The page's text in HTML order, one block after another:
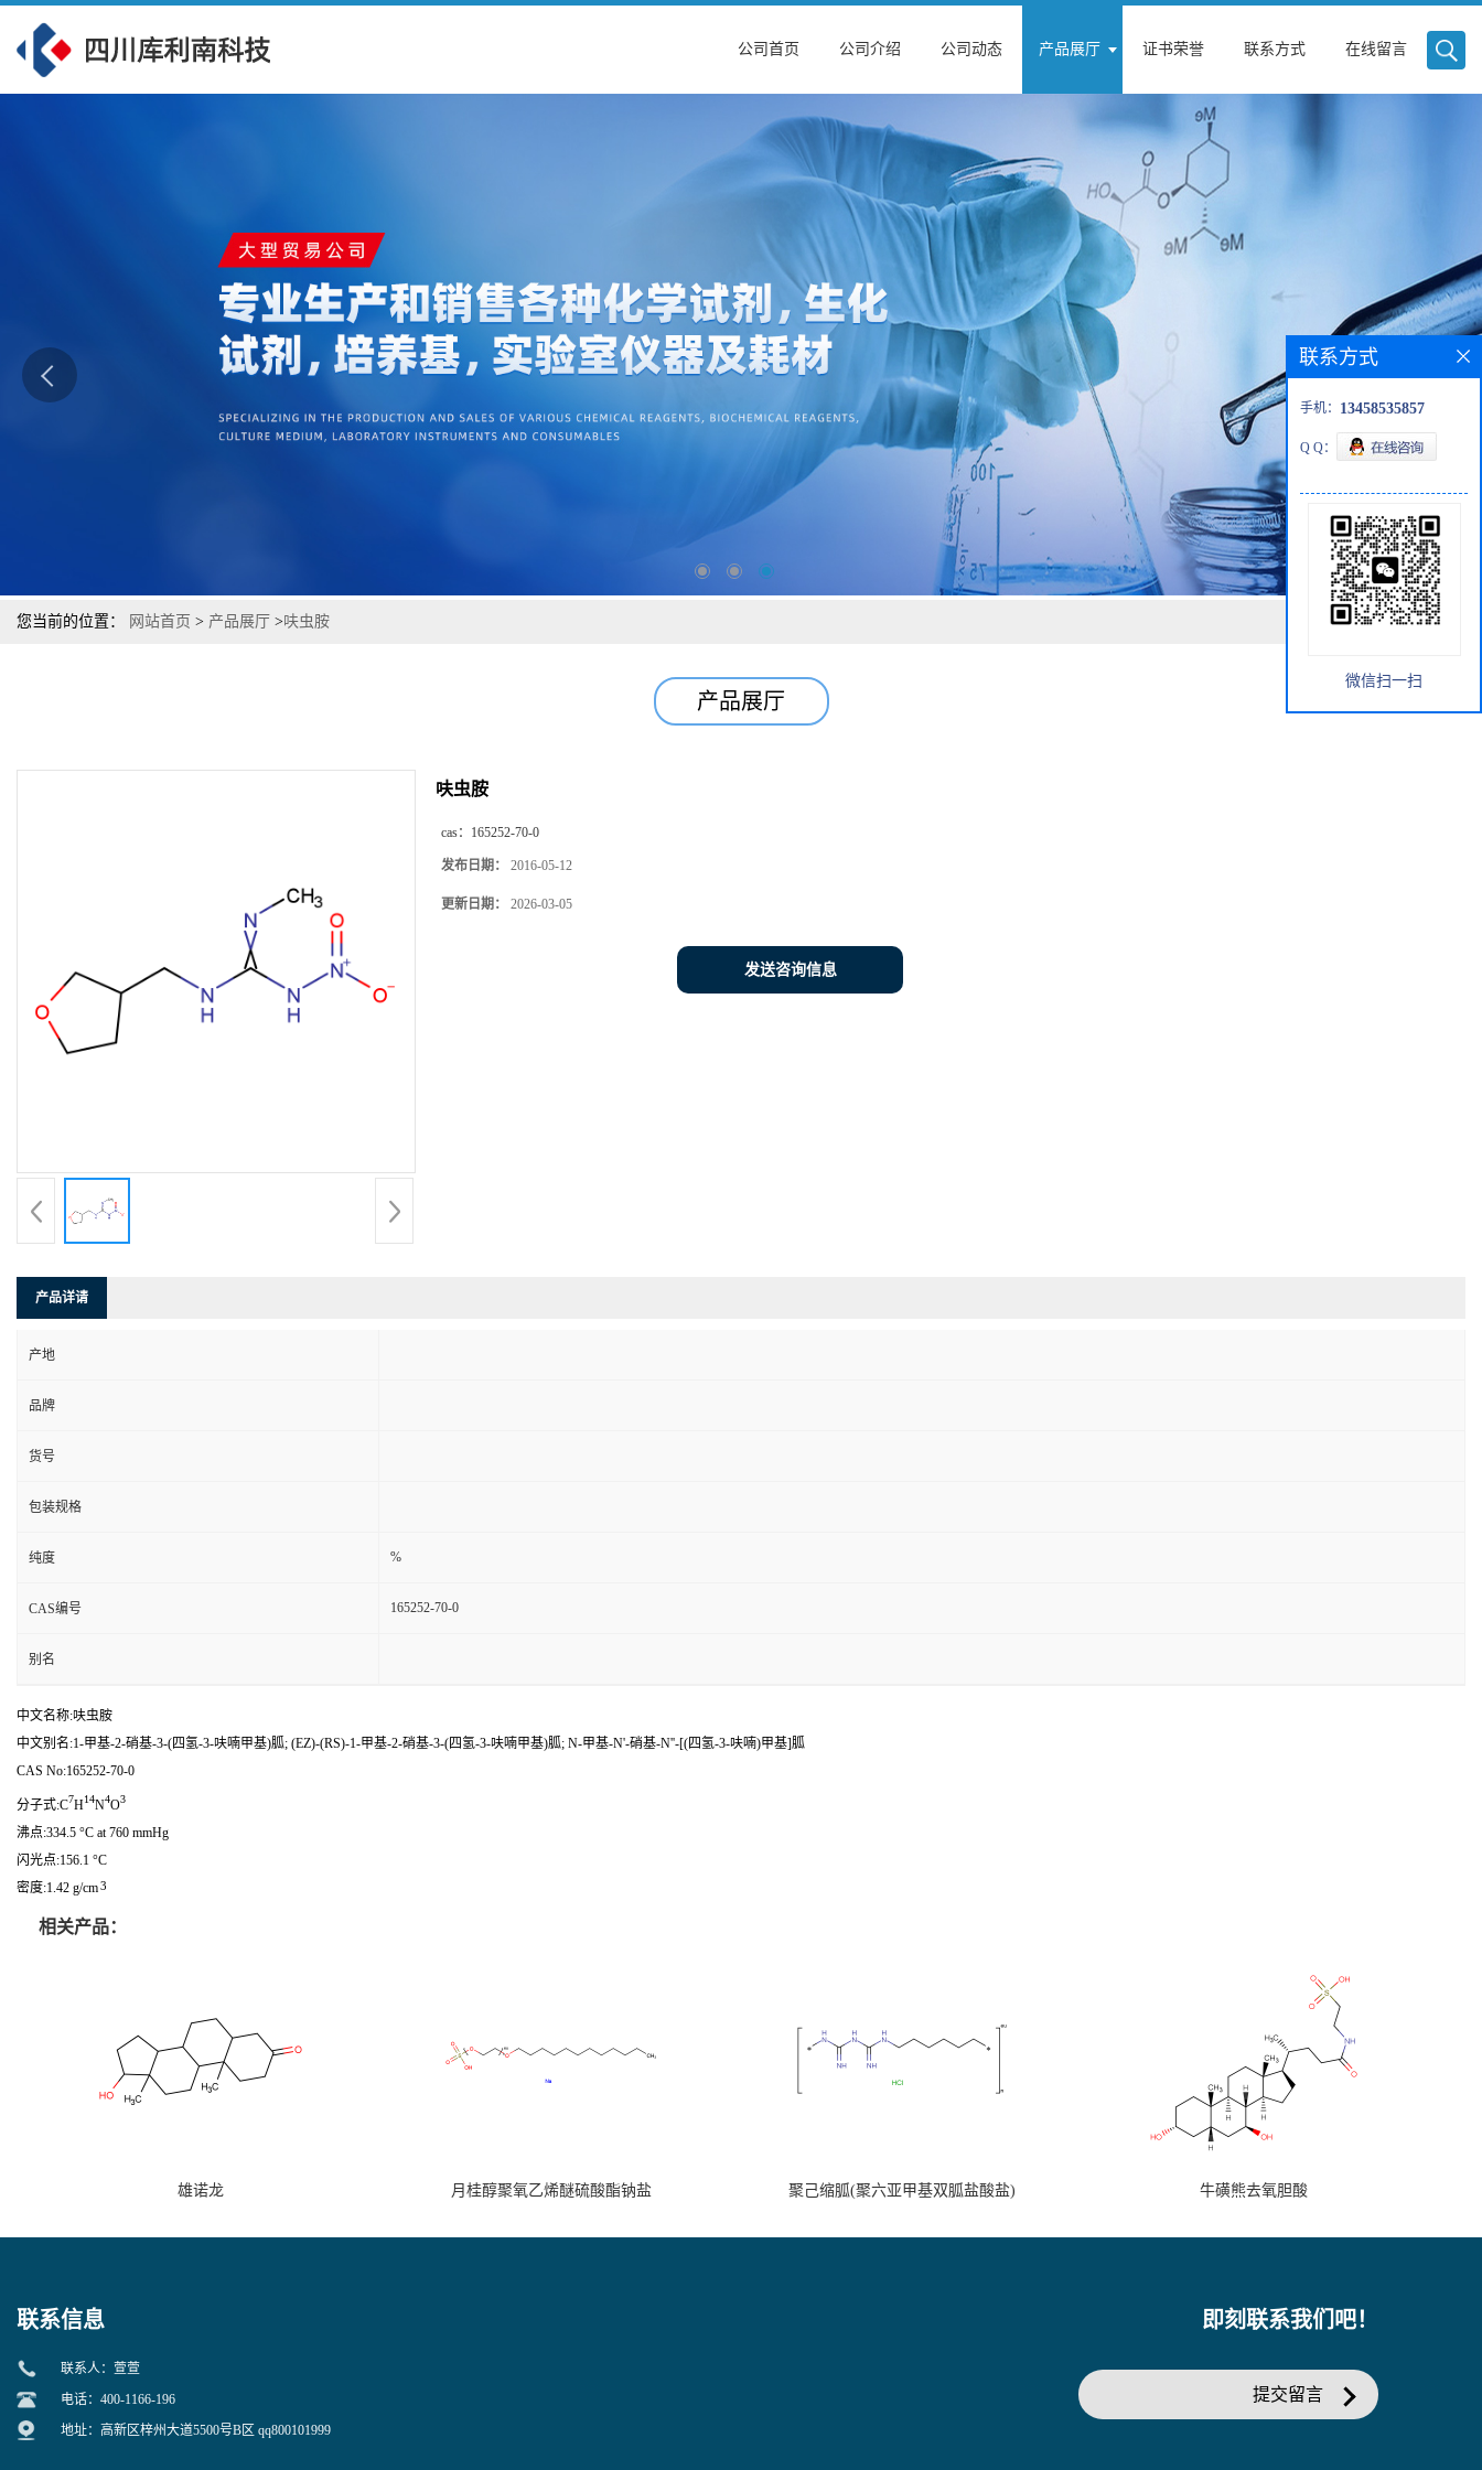
公司首页 公司介绍 公司动态 产品展厅 证书荣誉 联系方式 在线留言
您当前的位置： 网站首页 > 产品展厅 >呋虫胺
产品展厅
呋虫胺
cas： 165252-70-0
发布日期： 2016-05-12
更新日期： 2026-03-05
发送咨询信息
产品详请
产地
品牌
货号
包装规格
纯度 %
CAS编号 165252-70-0
别名
中文名称:呋虫胺
中文别名:1-甲基-2-硝基-3-(四氢-3-呋喃甲基)胍; (EZ)-(RS)-1-甲基-2-硝基-3-(四氢-3-呋喃甲基)胍; N-甲基-N'-硝基-N''-[(四氢-3-呋喃)甲基]胍
CAS No:165252-70-0
分子式:C7H14N4O3
沸点:334.5 °C at 760 mmHg
闪光点:156.1 °C
密度:1.42 g/cm3
相关产品：
雄诺龙 月桂醇聚氧乙烯醚硫酸酯钠盐 聚己缩胍(聚六亚甲基双胍盐酸盐) 牛磺熊去氧胆酸
联系方式
手机： 13458535857
Q Q：
微信扫一扫
联系信息
联系人：萱萱
电话：400-1166-196
地址：高新区梓州大道5500号B区 qq800101999
即刻联系我们吧！
提交留言